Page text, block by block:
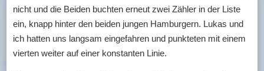
nicht und die Beiden buchten erneut zwei Zähler in der Liste
ein, knapp hinter den beiden jungen Hamburgern. Lukas und
ich hatten uns langsam eingefahren und punkteten mit einem
vierten weiter auf einer konstanten Linie.